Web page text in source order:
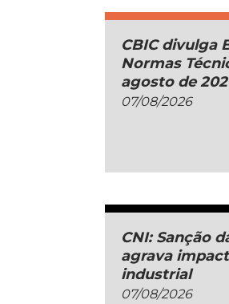
CBIC divulga
Normas
agosto de
07/08/2026
CNI: Sanção
agrava
industrial
07/08/2026